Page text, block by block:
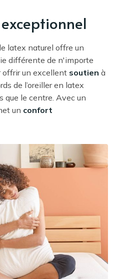
latex naturel offre un
différente de n'importe
offrir un excellent soutien à
de l’oreiller en latex
que le centre. Avec un
un confort